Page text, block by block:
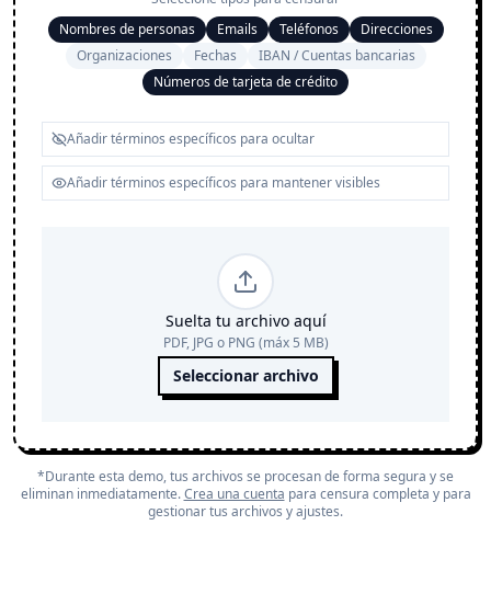
Nombres de personas
Emails Teléfonos
Direcciones
Organizaciones
Fechas
IBAN / Cuentas bancarias
Números de tarjeta de crédito
Suelta tu archivo aquí
PDF, JPG o PNG (máx 5 MB)
Seleccionar archivo
*Durante esta demo, tus archivos se procesan de forma segura y se
eliminan inmediatamente. Crea una cuenta para censura completa y para
gestionar tus archivos y ajustes.